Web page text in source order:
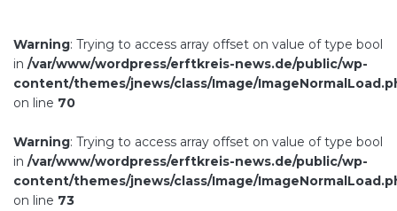
Warning: Trying to access array offset on value of type bool
in /var/www/wordpress/erftkreis-news.de/public/wp-
content/themes/jnews/class/Image/
on line 70
Warning: Trying to access array offset on value of type bool
in /var/www/wordpress/erftkreis-news.de/public/wp-
content/themes/jnews/class/Image/
on line 73